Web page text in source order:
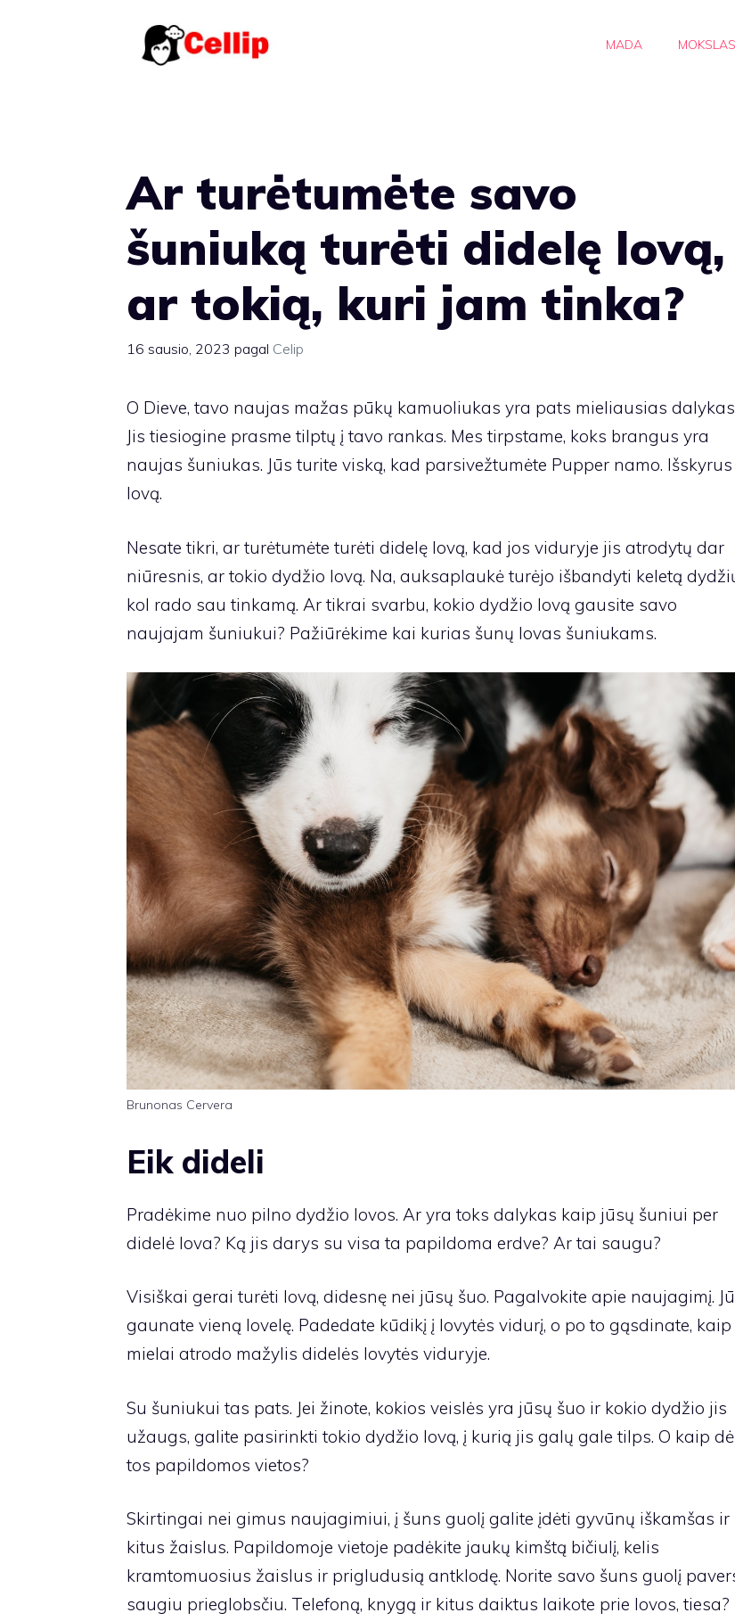
MADA MOKSLAS
Ar turėtumėte savo
šuniuką turėti didelę lovą,
ar tokią, kuri jam tinka?
16 sausio, 2023 pagal Celip
O Dieve, tavo naujas mažas pūkų kamuoliukas yra pats mieliausias
Jis tiesiogine prasme tilptų į tavo rankas. Mes tirpstame, koks brangus yra
naujas šuniukas. Jūs turite viską, kad parsivežtumėte Pupper namo.
lovą.
Nesate tikri, ar turėtumėte turėti didelę lovą, kad jos viduryje jis atrodytų dar
niūresnis, ar tokio dydžio lovą. Na, auksaplaukė turėjo išbandyti keletą
kol rado sau tinkamą. Ar tikrai svarbu, kokio dydžio lovą gausite savo
naujajam šuniukui? Pažiūrėkime kai kurias šunų lovas šuniukams.
Brunonas Cervera
Eik dideli
Pradėkime nuo pilno dydžio lovos. Ar yra toks dalykas kaip jūsų šuniui per
didelė lova? Ką jis darys su visa ta papildoma erdve? Ar tai saugu?
Visiškai gerai turėti lovą, didesnę nei jūsų šuo. Pagalvokite apie naujagimį.
gaunate vieną lovelę. Padedate kūdikį į lovytės vidurį, o po to gąsdinate, kaip
mielai atrodo mažylis didelės lovytės viduryje.
Su šuniukui tas pats. Jei žinote, kokios veislės yra jūsų šuo ir kokio dydžio jis
užaugs, galite pasirinkti tokio dydžio lovą, į kurią jis galų gale tilps. O kaip
tos papildomos vietos?
Skirtingai nei gimus naujagimiui, į šuns guolį galite įdėti gyvūnų iškamšas ir
kitus žaislus. Papildomoje vietoje padėkite jaukų kimštą bičiulį, kelis
kramtomuosius žaislus ir prigludusią antklodę. Norite savo šuns guolį
saugiu prieglobsčiu. Telefoną, knygą ir kitus daiktus laikote prie lovos, tiesa?